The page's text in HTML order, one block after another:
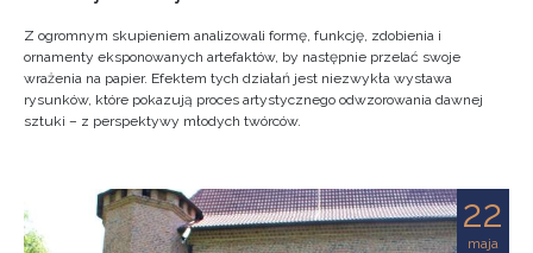
Z ogromnym skupieniem analizowali formę, funkcję, zdobienia i
ornamenty eksponowanych artefaktów, by następnie przelać swoje
wrażenia na papier. Efektem tych działań jest niezwykła wystawa
rysunków, które pokazują proces artystycznego odwzorowania dawnej
sztuki – z perspektywy młodych twórców.
22
maja